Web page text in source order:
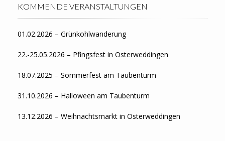
KOMMENDE VERANSTALTUNGEN
01.02.2026 – Grünkohlwanderung
22.-25.05.2026 – Pfingsfest in Osterweddingen
18.07.2025 – Sommerfest am Taubenturm
31.10.2026 – Halloween am Taubenturm
13.12.2026 – Weihnachtsmarkt in Osterweddingen